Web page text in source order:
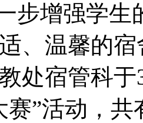
增强学生
、温馨的
处宿管科
赛”活动，